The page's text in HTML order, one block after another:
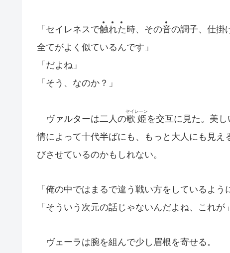
「セイレネスで触れた時、その音の調子、仕掛
全てがよく似ているんです」
「だよね」
「そう、なのか？」
ヴァルターは二人の歌姫
セイレーン
を交互に見た。美
情によって十代半ばにも、もっと大人にも見
びさせているのかもしれない。
「俺の中ではまるで違う戦い方をしているよう
「そういう次元の話じゃないんだよね、これが」
ヴェーラは腕を組んで少し眉根を寄せる。